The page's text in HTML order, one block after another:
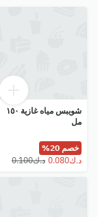
شويبس مياه غازية ١٥٠
مل
خصم 20%